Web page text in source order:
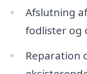
Afslutning
fodlister og
Reparation